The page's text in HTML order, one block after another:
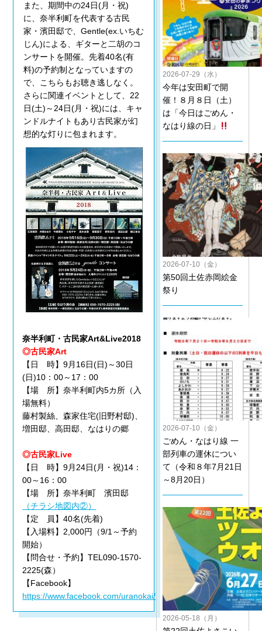
また、期間中の24日(月・祝)
に、奈半利町を代表する古民
家・濱田邸で、Gentle(ex.いちむ
じん)による、ギターと二胡のコ
ンサートを開催。先着40名(有
料)の予約制となっていますの
で、こちらもお聴き逃しなく。
さらに関連イベントとして、22
日(土)～24日(月・祝)には、キャ
ンドルナイトもあり古民家が幻
想的な灯りに包まれます。
奈半利町・古民家Art&Live2018
◎古民家Art
【日 時】9月16日(日)～30日
(日)10：00～17：00
【場 所】奈半利町内5カ所（入
場無料）
藤村製絲、森家住宅(旧野村邸)、
増田邸、高田邸、なはりの郷
◎古民家Live
【日 時】9月24日(月・祝)14：
00～16：00
【場 所】奈半利町 濱田邸
（チラシ地図内②）
【定 員】40名(先着)
【入場料】2,000円（9/1～予約
開始）
【問合せ・予約】TEL090-1570-
2225(森）
【Facebook】
https://www.facebook.com/uranokai/
2026-07-29（水）
今年は安田町で開
催！８月８日（土）
は「今日はごめん・
なはり線の日」
2026-07-10（金）
第50回土佐赤岡絵金
祭り
2026-07-10（金）
ごめん・なはり線 一
部列車の運休につい
て（令和８年7月21日
～8月20日）
2026-05-18（月）